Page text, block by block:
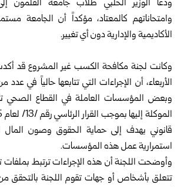
ودعا الوزير الحلبي طلاب جامعة القلمون
وامتحاناتهم كالمعتاد، مؤكداً ‏أن الجامعة
الأكاديمية والإدارية دون أي تغيير.‏
وكانت لجنة مكافحة الكسب غير المشروع قد
الأربعاء، أن ‏الإجراءات التي تتابعها حالياً في
وبعض المؤسسات العاملة في ‏القطاع الصحي
قانوني يهدف إلى حماية الحقوق وصون المال
‏استمرارية عمل هذه المؤسسات.‏
وأوضحت اللجنة أن هذه الإجراءات ترتبط بملفات
تتعلق ‏بأشخاص أو جهات تقوم اللجنة بالتحقق